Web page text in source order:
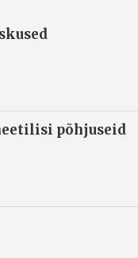
põhjuseid